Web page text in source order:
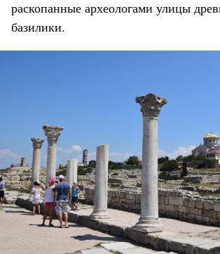
раскопанные археологами улицы
базилики.